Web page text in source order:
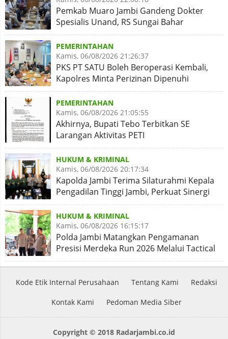
Pemkab Muaro Jambi Gandeng Dokter
Spesialis Unand, RS Sungai Bahar
Disiapkan Naik Kelas
PEMERINTAHAN
Kamis, 06/08/2026 21:26:37
PKS PT SATU Boleh Beroperasi Kembali,
Kapolres Minta Perizinan Dipenuhi
PEMERINTAHAN
Kamis, 06/08/2026 21:05:55
Akhirnya, Bupati Tebo Terbitkan SE
Larangan Aktivitas PETI
HUKUM & KRIMINAL
Kamis, 06/08/2026 20:17:34
Kapolda Jambi Terima Silaturahmi Kepala
Pengadilan Tinggi Jambi, Perkuat Sinergi
Antar Lembaga
HUKUM & KRIMINAL
Kamis, 06/08/2026 16:15:17
Polda Jambi Matangkan Pengamanan
Presisi Merdeka Run 2026 Melalui Tactical
Floor Game
Kode Etik Internal Perusahaan Tentang Kami Redaksi
Kontak Kami Pedoman Media Siber
Copyright © 2018 Radarjambi.co.id